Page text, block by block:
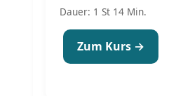
Dauer: 1 St 14 Min.
Zum Kurs →